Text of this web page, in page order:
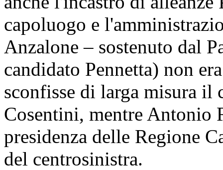
capoluogo e
Anzalone – sostenuto dal
candidato Pennetta) non
sconfisse di larga misura il
Cosentini, mentre Antonio
presidenza delle Regione
del centrosinistra.